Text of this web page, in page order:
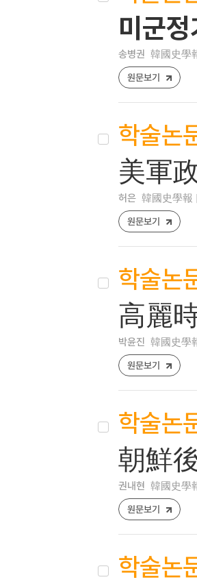
미군
송병권 韓國史學
원문보기
학술논
美軍
허은 韓國史學
원문보기
학술논
高麗
박윤진 韓國史學
원문보기
학술논
朝鮮
권내현 韓國史學
원문보기
학술논